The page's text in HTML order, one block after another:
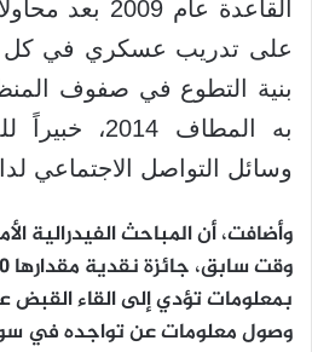
القاعدة عام
على تدريب عسكري في كل
بنية التطوع في صفوف
به المطاف
وسائل التواصل الاجتماعي
وأضافت، أن المباحث الفيدرالية
بمعلومات تؤدي إلى القاء القبض
وصول معلومات عن تواجده في